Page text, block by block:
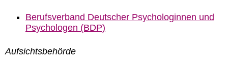
Berufsverband Deutscher Psychologinnen und
Psychologen (BDP)
Aufsichtsbehörde